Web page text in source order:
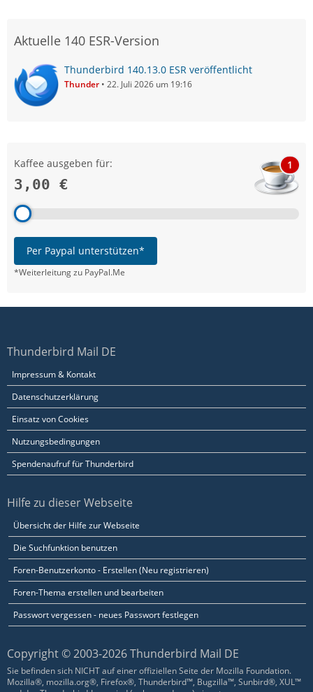
Aktuelle 140 ESR-Version
Thunderbird 140.13.0 ESR veröffentlicht
Thunder 22. Juli 2026 um 19:16
Kaffee ausgeben für:
3,00 €
1
Per Paypal unterstützen*
*Weiterleitung zu PayPal.Me
Thunderbird Mail DE
Impressum & Kontakt
Datenschutzerklärung
Einsatz von Cookies
Nutzungsbedingungen
Spendenaufruf für Thunderbird
Hilfe zu dieser Webseite
Übersicht der Hilfe zur Webseite
Die Suchfunktion benutzen
Foren-Benutzerkonto - Erstellen (Neu registrieren)
Foren-Thema erstellen und bearbeiten
Passwort vergessen - neues Passwort festlegen
Copyright © 2003-2026 Thunderbird Mail DE
Sie befinden sich NICHT auf einer offiziellen Seite der Mozilla Foundation.
Mozilla®, mozilla.org®, Firefox®, Thunderbird™, Bugzilla™, Sunbird®, XUL™